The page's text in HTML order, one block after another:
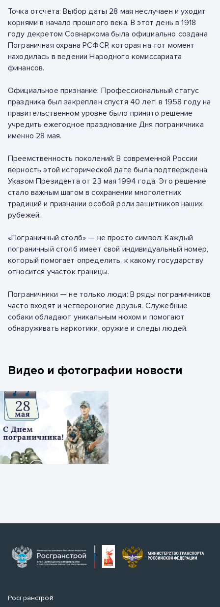
Точка отсчета: Выбор даты 28 мая неслучаен и уходит
корнями в начало прошлого века. В этот день в 1918
году декретом Совнаркома была официально создана
Пограничная охрана РСФСР, которая на тот момент
находилась в ведении Народного комиссариата
финансов.
Официальное признание: Профессиональный статус
праздника был закреплен спустя 40 лет: в 1958 году на
правительственном уровне было принято решение
учредить ежегодное празднование Дня пограничника
именно 28 мая.
Преемственность поколений: В современной России
верность этой исторической дате была подтверждена
Указом Президента от 23 мая 1994 года. Это решение
стало важным шагом в сохранении многолетних
традиций и признании особой роли защитников наших
рубежей.
«Пограничный столб» — не просто символ: Каждый
пограничный столб имеет свой индивидуальный номер,
который помогает определить, к какому государству
относится участок границы.
Пограничники — не только люди: В ряды пограничников
часто входят и четвероногие друзья. Служебные
собаки обладают уникальным нюхом и помогают
обнаруживать наркотики, оружие и следы людей.
Видео и фотографии новости
Росгранстрой